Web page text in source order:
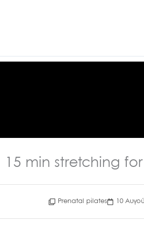
15 min stretching
Prenatal pilates 10